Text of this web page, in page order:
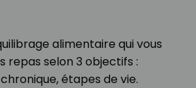
alimentaire qui vous
repas selon 3 objectifs :
étapes de vie.